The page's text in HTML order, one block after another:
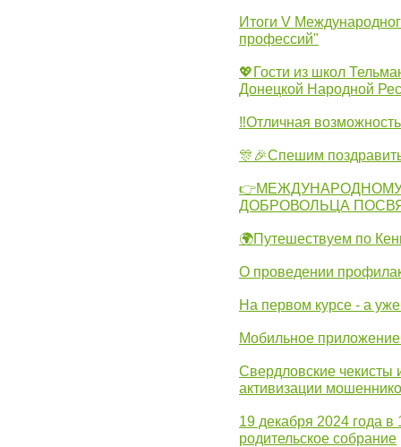
Итоги V
профессий"
💖Гости из школ
Донецкой Народной
‼Отличная
🎊🎉Спешим
ДОБРОВОЛЬЦА
🌍Путешествуем по
О проведении
На первом курсе - а
Мобильное
Свердловские
активизации
19 декабря 2024 года
родительское собрание